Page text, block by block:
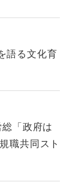
る文化育
「政府は
職共同スト